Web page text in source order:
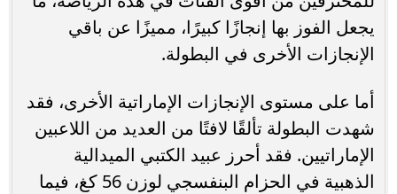
يجعل الفوز بها إنجازًا كبيرًا، مميزًا عن باقي
الإنجازات الأخرى في البطولة.
أما على مستوى الإنجازات الإماراتية الأخرى، فقد
شهدت البطولة تألقًا لافتًا من العديد من اللاعبين
الإماراتيين. فقد أحرز عبيد الكتبي الميدالية
الذهبية في الحزام البنفسجي لوزن 56 كغ، فيما